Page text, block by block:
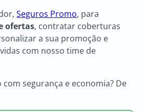
Seguros Promo, para
ofertas, contratar coberturas
a sua promoção e
com nosso time de
segurança e economia? De